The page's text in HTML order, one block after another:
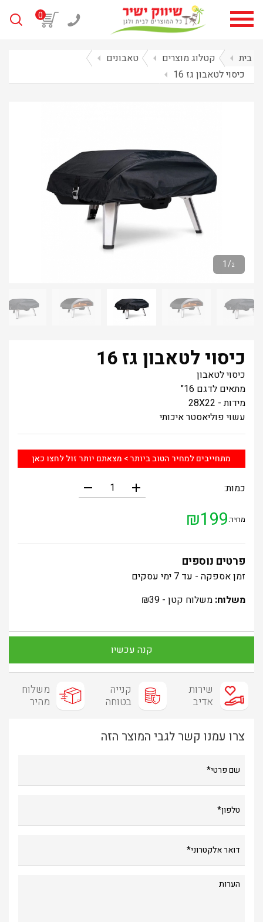
0
בית arrow_left קטלוג מוצרים arrow_left טאבונים arrow_left
כיסוי לטאבון גז 16
arrow_left
1/2
כיסוי לטאבון גז 16
כיסוי לטאבון
מתאים לדגם 16"
מידות - 28X22
עשוי פוליאסטר איכותי
מתחייבים למחיר הטוב ביותר > מצאתם יותר זול לחצו כאן
כמות: add
remove
מחיר: ₪199
פרטים נוספים
זמן אספקה - עד 7 ימי עסקים
משלוח: משלוח קטן - ₪39
קנה עכשיו
שירות
אדיב
קנייה
בטוחה
משלוח
מהיר
צרו עמנו קשר לגבי המוצר הזה